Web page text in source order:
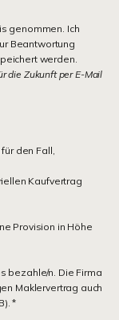
genommen. Ich
Beantwortung
werden.
die Zukunft per E-Mail
den Fall,
Kaufvertrag
Provision in Höhe
bezahle/n. Die Firma
Maklervertrag auch
*